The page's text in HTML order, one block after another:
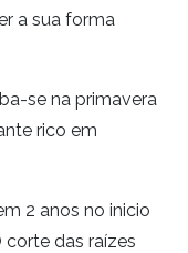
a sua forma
se na primavera
rico em
2 anos no inicio
corte das raízes